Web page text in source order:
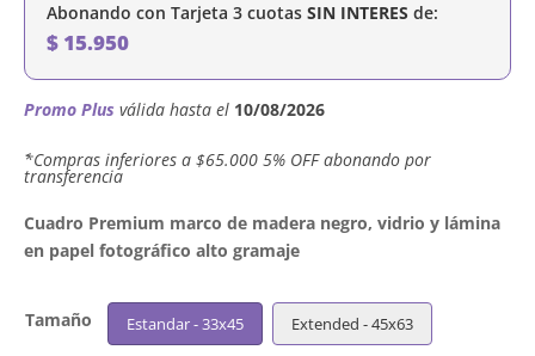
Abonando con Tarjeta 3 cuotas SIN INTERES de:
$ 15.950
Promo Plus válida hasta el 10/08/2026
´*Compras inferiores a $65.000 5% OFF abonando por
transferencia
Cuadro Premium marco de madera negro, vidrio y lámina
en papel fotográfico alto gramaje
Tamaño Estandar - 33x45 Extended - 45x63